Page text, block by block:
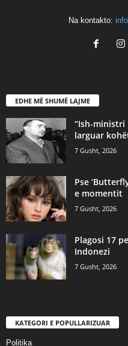
Na kontakto:
EDHE MË SHUMË LAJME
“Ish-ministri
larguar
7 Gusht, 2026
Pse
e momentit
7 Gusht, 2026
Plagosi 17
Indonezi
7 Gusht, 2026
KATEGORI E POPULLARIZUAR
Politika